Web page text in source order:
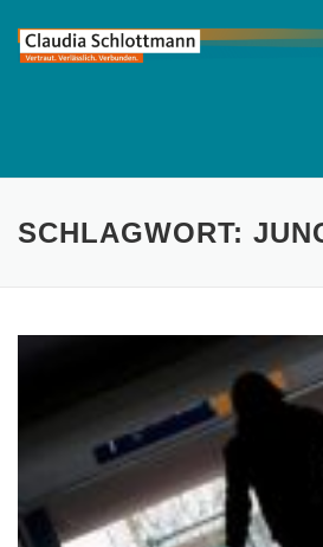
zum
Inhalt
SCHLAGWORT: